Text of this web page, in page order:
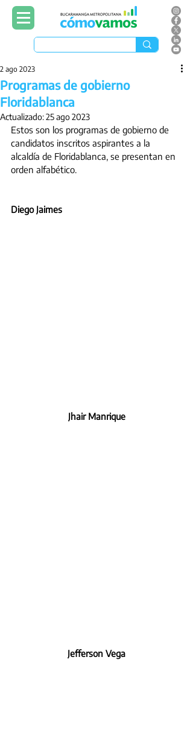
Programas de gobierno
Floridablanca
2 ago 2023
Actualizado:25 ago 2023
Estos son los programas de gobierno de
candidatos inscritos aspirantes a la
alcaldía de Floridablanca, se presentan en
orden alfabético.
Diego Jaimes
Jhair Manrique
Jefferson Vega